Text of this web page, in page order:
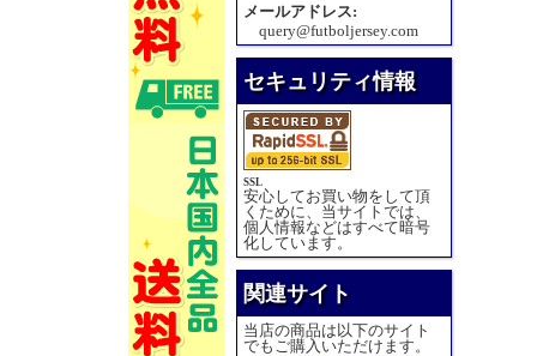
メールアドレス:
query@futboljersey.com
セキュリティ情報
SSL
安心してお買い物をして頂
くために、当サイトでは、
個人情報などはすべて暗号
化しています。
関連サイト
当店の商品は以下のサイト
でもご購入いただけます。